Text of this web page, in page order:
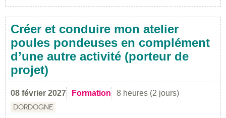
Créer et conduire mon atelier
poules pondeuses en complément
d’une autre activité (porteur de
projet)
08 février 2027 Formation 8 heures (2 jours)
DORDOGNE